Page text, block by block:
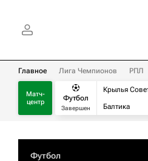
Главное Лига Чемпионов РПЛ
Матч-
центр
Футбол
Завершен
Крылья
Балтика
Футбол